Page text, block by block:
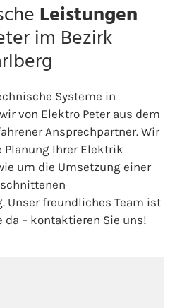
Leistungen
im Bezirk
Systeme in
von Elektro Peter aus dem
Ansprechpartner. Wir
Ihrer Elektrik
um die Umsetzung einer
Unser freundliches Team ist
da – kontaktieren Sie uns!